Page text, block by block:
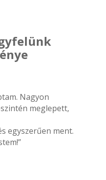
Nagyon
meglepett,
egyszerűen ment.